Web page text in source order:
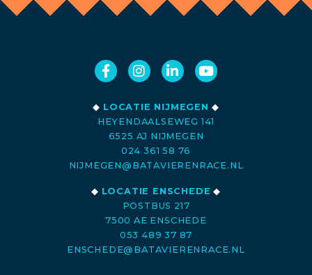
◆ LOCATIE NIJMEGEN ◆
HEYENDAALSEWEG 141
6525 AJ NIJMEGEN
024 361 58 76
NIJMEGEN@BATAVIERENRACE.NL
◆ LOCATIE ENSCHEDE ◆
POSTBUS 217
7500 AE ENSCHEDE
053 489 37 87
ENSCHEDE@BATAVIERENRACE.NL